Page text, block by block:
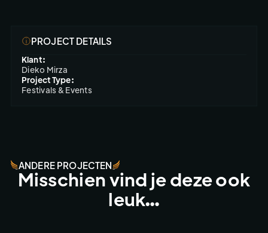
PROJECT DETAILS
Klant:
Dieko Mirza
Project Type:
Festivals & Events
ANDERE PROJECTEN
Misschien vind je deze ook
leuk…